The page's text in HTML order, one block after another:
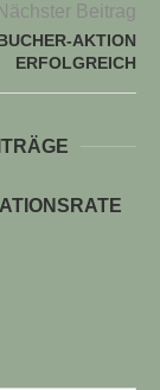
Nächster Beitrag
AKTION
ERFOLGREICH